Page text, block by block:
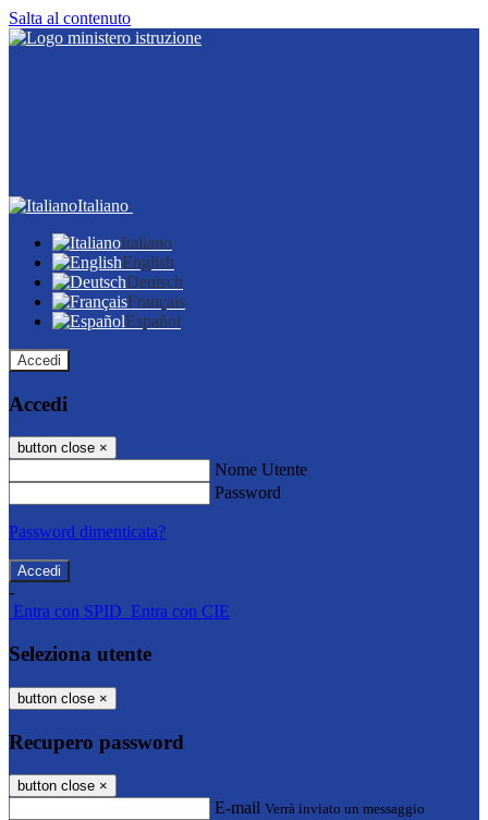
Salta al contenuto
Italiano
Italiano
English
Deutsch
Français
Español
Accedi
Accedi
button close ×
Nome Utente
Password
Password dimenticata?
-
Entra con SPID Entra con CIE
Seleziona utente
button close ×
Recupero password
button close ×
E-mail Verrà inviato un messaggio